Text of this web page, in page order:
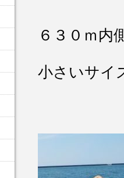
６３０ｍ
小さいサイ